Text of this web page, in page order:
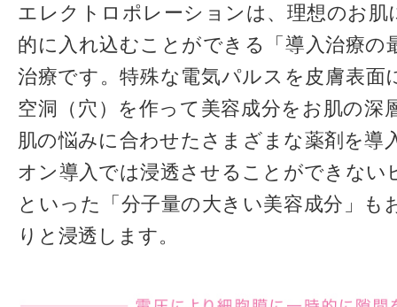
エレクトロポレーションは、理想のお肌
的に入れ込むことができる「導入治療の
治療です。特殊な電気パルスを皮膚表面
空洞（穴）を作って美容成分をお肌の深
肌の悩みに合わせたさまざまな薬剤を導
オン導入では浸透させることができない
といった「分子量の大きい美容成分」も
りと浸透します。